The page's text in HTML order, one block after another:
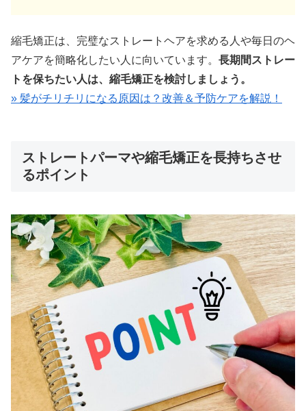
縮毛矯正は、完璧なストレートヘアを求める人や毎日のヘ
アケアを簡略化したい人に向いています。 長期間ストレー
トを保ちたい人は、縮毛矯正を検討しましょう。
» 髪がチリチリになる原因は？改善＆予防ケアを解説！
ストレートパーマや縮毛矯正を長持ちさせ
るポイント